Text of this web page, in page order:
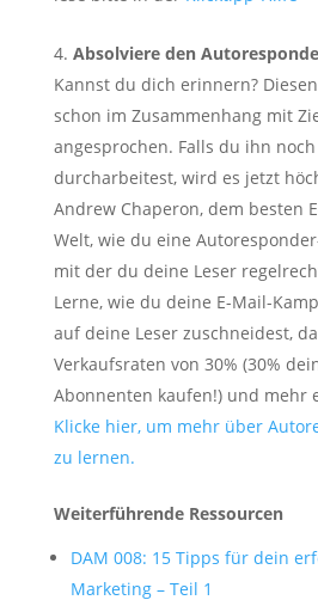
Absolviere den
Kannst du dich erinnern?
schon im Zusammenhang mit
angesprochen. Falls du ihn
durcharbeitest, wird es jetzt
Andrew Chaperon, dem besten
Welt, wie du eine
mit der du deine Leser
Lerne, wie du deine E-Mail-
auf deine Leser zuschneidest,
Verkaufsraten von 30% (30%
Abonnenten kaufen!) und mehr
Klicke hier, um mehr über
zu lernen.
Weiterführende Ressourcen
DAM 008: 15 Tipps für dein
Marketing – Teil 1